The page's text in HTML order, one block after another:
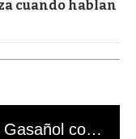
cuando hablan
El mal momento de Yanina Gasañol con un hincha argentino en "Subrayado"